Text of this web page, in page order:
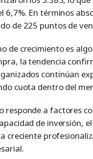
6,7%. En términos
de 225 puntos de
de crecimiento es
la tendencia
continúan
cuota dentro del
responde a factores
de inversión,
creciente